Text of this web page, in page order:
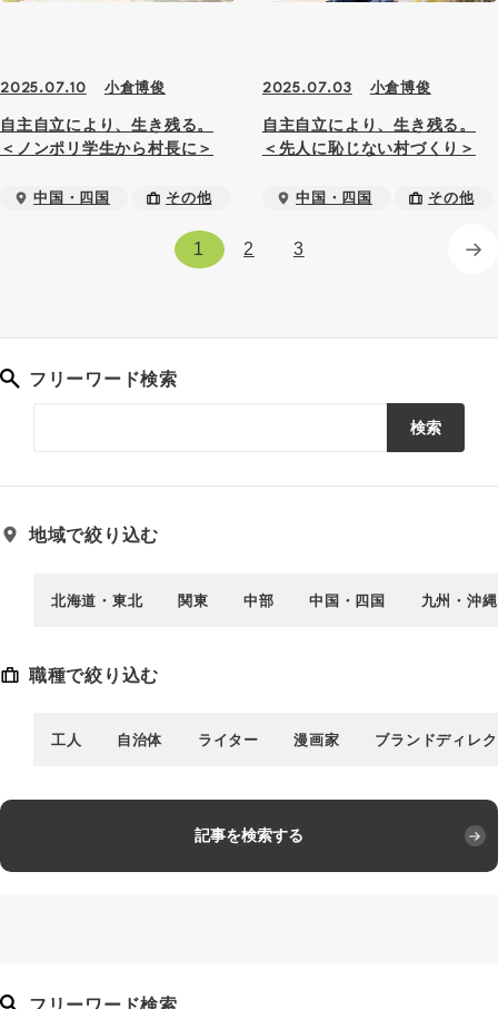
2025.07.10 小倉博俊
自主自立により、生き残る。
＜ノンポリ学生から村長に＞
中国・四国 その他
2025.07.03 小倉博俊
自主自立により、生き残る。
＜先人に恥じない村づくり＞
中国・四国 その他
1 2 3
フリーワード検索
検索
地域で絞り込む
北海道・東北 関東 中部 中国・四国 九州・沖縄
職種で絞り込む
工人 自治体 ライター 漫画家 ブランドディレ
記事を検索する